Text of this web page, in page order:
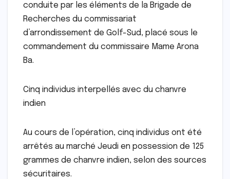
conduite par les éléments de la Brigade de
Recherches du commissariat
d’arrondissement de Golf-Sud, placé sous le
commandement du commissaire Mame Arona
Ba.
Cinq individus interpellés avec du chanvre
indien
Au cours de l’opération, cinq individus ont été
arrêtés au marché Jeudi en possession de 125
grammes de chanvre indien, selon des sources
sécuritaires.